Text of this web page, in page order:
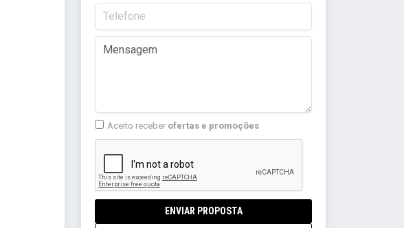
Aceito receber ofertas e promoções
ENVIAR PROPOSTA